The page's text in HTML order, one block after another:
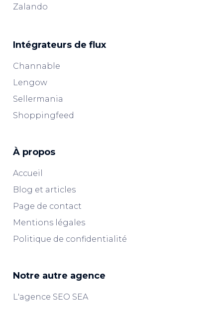
Zalando
Intégrateurs de flux
Channable
Lengow
Sellermania
Shoppingfeed
À propos
Accueil
Blog et articles
Page de contact
Mentions légales
Politique de confidentialité
Notre autre agence
L'agence SEO SEA